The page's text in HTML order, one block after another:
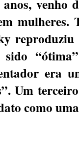
venho
mulheres.
reproduziu
sido
era
Um
como